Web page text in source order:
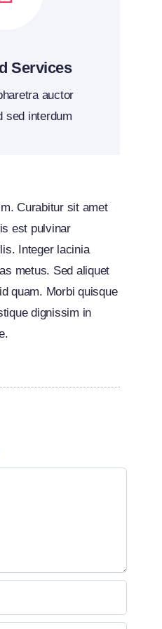
Services
auctor
sed interdum
Curabitur sit amet
est pulvinar
Integer lacinia
metus. Sed aliquet
quam. Morbi quisque
dignissim in